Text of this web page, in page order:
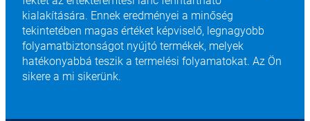
kialakítására. Ennek eredményei a minőség
tekintetében magas értéket képviselő, legnagyobb
folyamatbiztonságot nyújtó termékek, melyek
hatékonyabbá teszik a termelési folyamatokat. Az Ön
sikere a mi sikerünk.